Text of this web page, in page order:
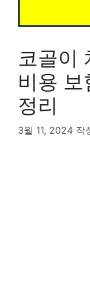
코골이
비용
정리
3월 11, 2024 작